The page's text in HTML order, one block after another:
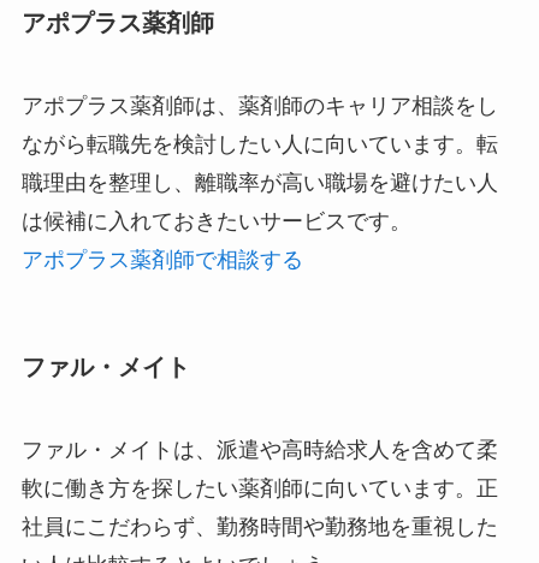
アポプラス薬剤師
アポプラス薬剤師は、薬剤師のキャリア相談をし
ながら転職先を検討したい人に向いています。転
職理由を整理し、離職率が高い職場を避けたい人
は候補に入れておきたいサービスです。
アポプラス薬剤師で相談する
ファル・メイト
ファル・メイトは、派遣や高時給求人を含めて柔
軟に働き方を探したい薬剤師に向いています。正
社員にこだわらず、勤務時間や勤務地を重視した